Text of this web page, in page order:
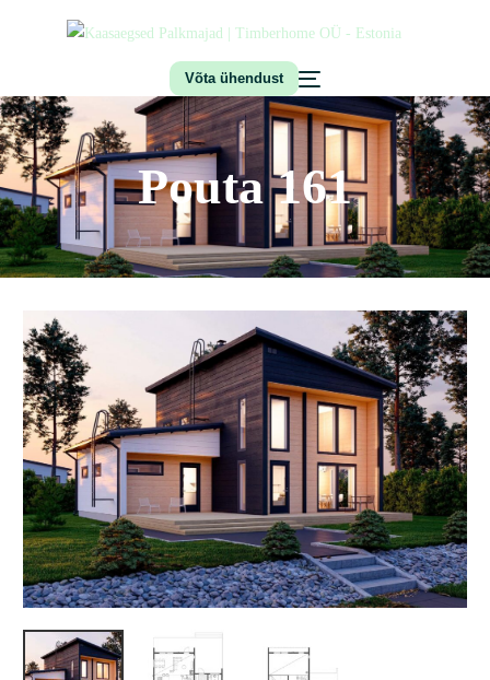
Võta ühendust
Pouta 161